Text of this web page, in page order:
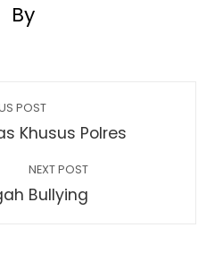
By
POST
Khusus Polres
NEXT POST
Bullying